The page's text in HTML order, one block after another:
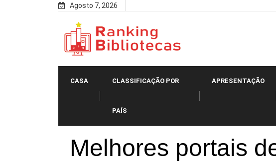
Agosto 7, 2026
CASA CLASSIFICAÇÃO POR
PAÍS
APRESENTAÇÃO
Melhores portais